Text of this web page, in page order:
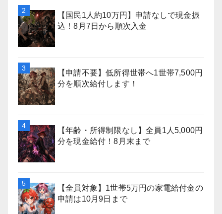
【国民1人約10万円】申請なしで現金振
込！8月7日から順次入金
【申請不要】低所得世帯へ1世帯7,500円
分を順次給付します！
【年齢・所得制限なし】全員1人5,000円
分を現金給付！8月末まで
【全員対象】1世帯5万円の家電給付金の
申請は10月9日まで